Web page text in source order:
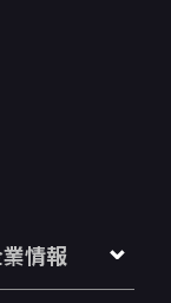
情報